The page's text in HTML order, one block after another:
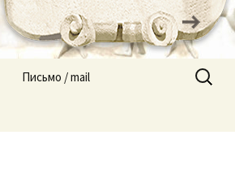
Письмо / mail Найти: